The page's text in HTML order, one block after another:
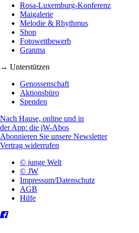
Rosa-Luxemburg-Konferenz
Maigalerie
Melodie & Rhythmus
Shop
Fotowettbewerb
Granma
→ Unterstützen
Genossenschaft
Aktionsbüro
Spenden
Nach Hause, online und in
der App: die jW-Abos
Abonnieren Sie unsere Newsletter
Vertrag widerrufen
© junge Welt
© JW
Impressum/Datenschutz
AGB
Hilfe